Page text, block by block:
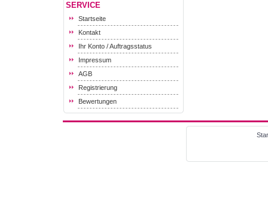
SERVICE
Startseite
Kontakt
Ihr Konto / Auftragsstatus
Impressum
AGB
Registrierung
Bewertungen